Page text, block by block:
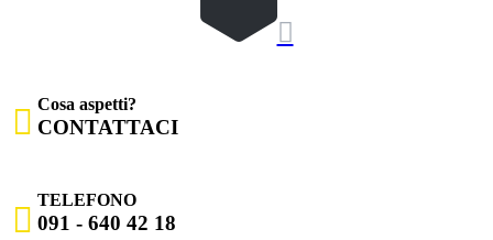

 Cosa aspetti?
CONTATTACI

TELEFONO
091 - 640 42 18